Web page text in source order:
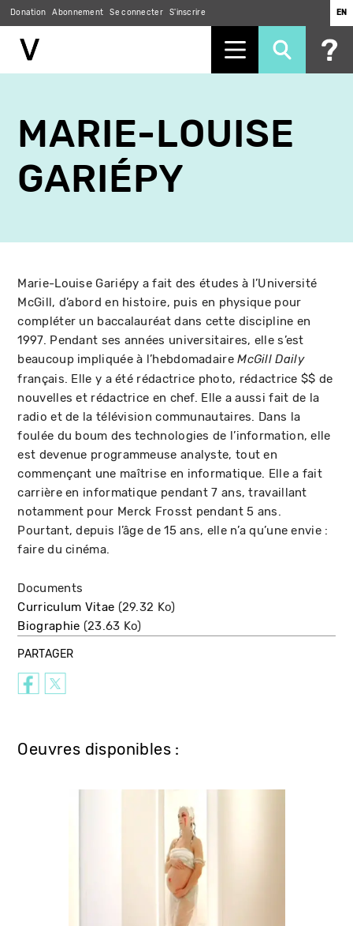
contenu
principal
Donation Abonnement Se connecter S'inscrire EN
MARIE-LOUISE
GARIÉPY
Marie-Louise Gariépy a fait des études à l’Université
McGill, d’abord en histoire, puis en physique pour
compléter un baccalauréat dans cette discipline en
1997. Pendant ses années universitaires, elle s’est
beaucoup impliquée à l’hebdomadaireMcGill Daily
français. Elle y a été rédactrice photo, rédactrice $$ de
nouvelles et rédactrice en chef. Elle a aussi fait de la
radio et de la télévision communautaires. Dans la
foulée du boum des technologies de l’information, elle
est devenue programmeuse analyste, tout en
commençant une maîtrise en informatique. Elle a fait
carrière en informatique pendant 7 ans, travaillant
notamment pour Merck Frosst pendant 5 ans.
Pourtant, depuis l’âge de 15 ans, elle n’a qu’une envie :
faire du cinéma.
Documents
Curriculum Vitae (29.32 Ko)
Biographie (23.63 Ko)
PARTAGER
Oeuvres disponibles :